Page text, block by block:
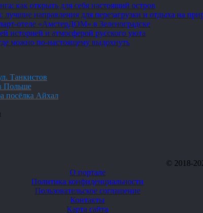
как открыть для себя настоящий остров
лучшие направления для перезагрузки и отдыха на
отеле «АмстерДОМ» в Зеленоградске
историей и атмосферой русского уюта
можно по-настоящему выдохнуть
Танкистов
Польше
посёлка Айхал
© 2018-
О портале
Политика конфиденциальности
Пользовательское соглашение
Контакты
Карта сайта